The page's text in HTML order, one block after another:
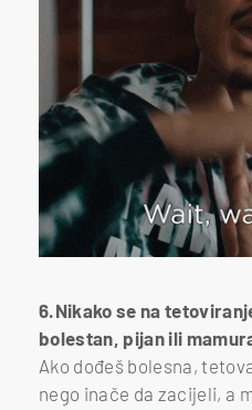
6.Nikako se na
bolestan, pijan ili
Ako dođeš bolesna,
nego inače da zacijeli, a